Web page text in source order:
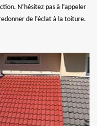
N’hésitez pas à l’appeler
de l’éclat à la toiture.